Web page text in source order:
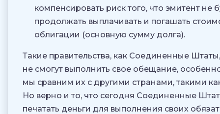
компенсировать риск того, что эмитент не
продолжать выплачивать и погашать
облигации (основную сумму долга).
Такие правительства, как Соединенные
не смогут выполнить свое обещание,
мы сравним их с другими странами, такими
Но верно и то, что сегодня Соединенные
печатать деньги для выполнения своих